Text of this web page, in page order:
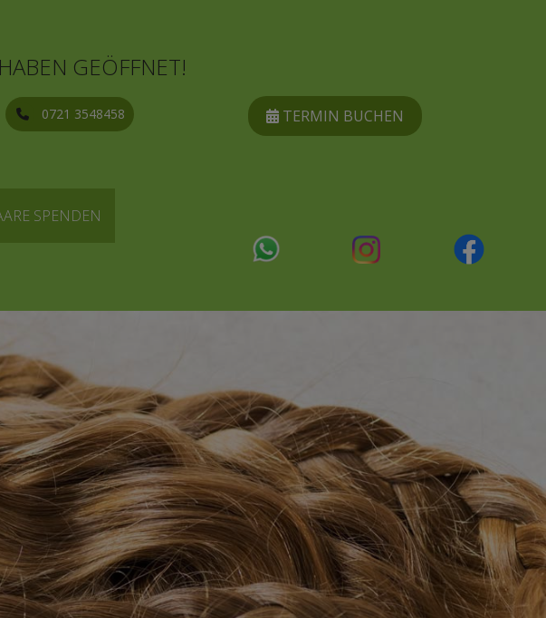
GEÖFFNET!
0721 3548458 TERMIN BUCHEN
SPENDEN